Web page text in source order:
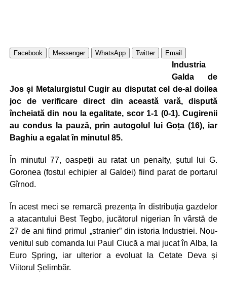
Facebook Messenger WhatsApp Twitter Email
Industria
Galda de
Jos și Metalurgistul Cugir au disputat cel de-al doilea
joc de verificare direct din această vară, dispută
încheiată din nou la egalitate, scor 1-1 (0-1). Cugirenii
au condus la pauză, prin autogolul lui Goța (16), iar
Baghiu a egalat în minutul 85.
În minutul 77, oaspeții au ratat un penalty, șutul lui G.
Goronea (fostul echipier al Galdei) fiind parat de portarul
Gîrnod.
În acest meci se remarcă prezența în distribuția gazdelor
a atacantului Best Tegbo, jucătorul nigerian în vârstă de
27 de ani fiind primul „stranier” din istoria Industriei. Nou-
venitul sub comanda lui Paul Ciucă a mai jucat în Alba, la
Euro Șpring, iar ulterior a evoluat la Cetate Deva și
Viitorul Șelimbăr.